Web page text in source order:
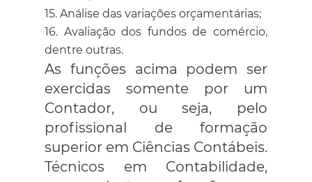
Análise das variações orçamentárias;
Avaliação dos fundos de comércio,
dentre outras.
As funções acima podem ser
exercidas somente por um
Contador, ou seja, pelo
profissional de formação
superior em Ciências Contábeis.
Técnicos em Contabilidade,